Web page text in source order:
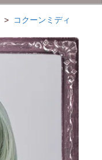
> コクーンミディ